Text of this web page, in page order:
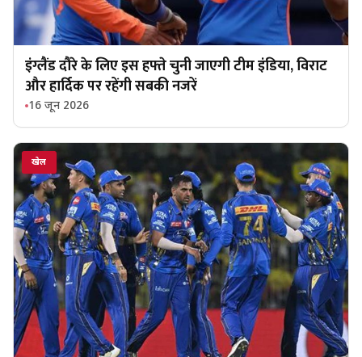
इंग्लैंड दौरे के लिए इस हफ्ते चुनी जाएगी टीम इंडिया, विराट
और हार्दिक पर रहेंगी सबकी नजरें
16 जून 2026
खेल